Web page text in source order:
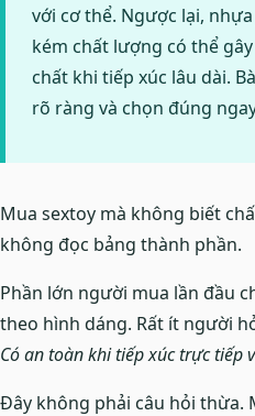
với cơ thể. Ngược lại, nhựa
kém chất lượng có thể
chất khi tiếp xúc lâu dài.
rõ ràng và chọn đúng
Mua sextoy mà không biết
không đọc bảng thành phần.
Phần lớn người mua lần đầu
theo hình dáng. Rất ít người
Có an toàn khi tiếp xúc trực tiếp
Đây không phải câu hỏi thừa.